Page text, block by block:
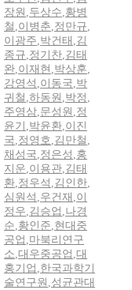
장원 ,두상수,황병
철 ,이병춘,정만규,
이광주,박건태 ,김
종규,정기찬,김태
완,이재현 ,박상훈,
강영석 ,이동국,박
귀철 ,하동원 ,박정 ,
주영삼,문성원 ,정
윤기 ,박윤환,이진
국,정영호,김만철 ,
채성국,정은성 ,홍
지운,이용관,김태
환,정우석 ,김인한,
심원석 ,우건재 ,이
정우,김승업 ,나경
순,황인준,현대중
공업 ,마북리연구
소,대우중공업 ,대
홍기업 ,한국과학기
술연구원 ,성균관대